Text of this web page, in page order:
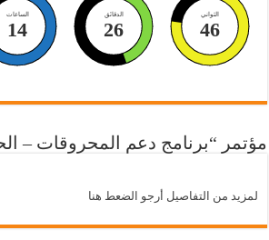
الساعات
14
الدقائق
26
الثواني
45
مؤتمر “برنامج دعم المحروقات –
لمزيد من التفاصيل أرجو الضعط هنا